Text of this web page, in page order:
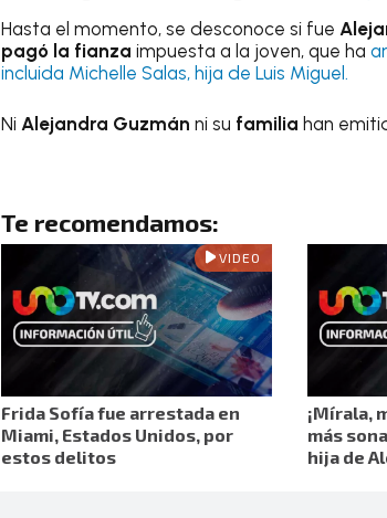
Hasta el momento, se desconoce si fue
pagó la fianza impuesta a la joven, que ha
incluida Michelle Salas, hija de Luis Miguel.
Ni Alejandra Guzmán ni su familia han
Te recomendamos:
VIDEO
Frida Sofía fue arrestada en
Miami, Estados Unidos, por
estos delitos
¡Mírala,
más
hija de